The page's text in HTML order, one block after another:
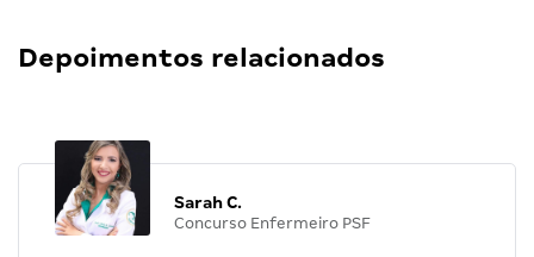
Depoimentos relacionados
Sarah C.
Concurso Enfermeiro PSF